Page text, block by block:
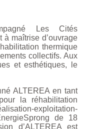
Les Cités
à maîtrise d’ouvrage
thermique
collectifs. Aux
et esthétiques, le
ALTEREA en tant
la réhabilitation
exploitation-
de 18
d’ALTEREA est